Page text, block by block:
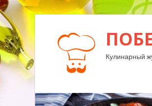
Кулинарный